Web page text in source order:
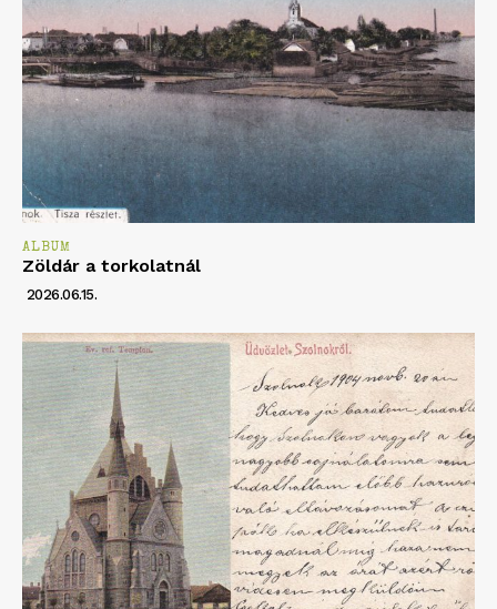
ALBUM
Zöldár a torkolatnál
2026.06.15.